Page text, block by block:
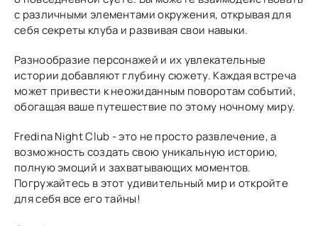
с различными элементами окружения, открывая для
себя секреты клуба и развивая свои навыки.
Разнообразие персонажей и их увлекательные
истории добавляют глубину сюжету. Каждая встреча
может привести к неожиданным поворотам событий,
обогащая ваше путешествие по этому ночному миру.
Fredina Night Club - это не просто развлечение, а
возможность создать свою уникальную историю,
полную эмоций и захватывающих моментов.
Погружайтесь в этот удивительный мир и откройте
для себя все его тайны!